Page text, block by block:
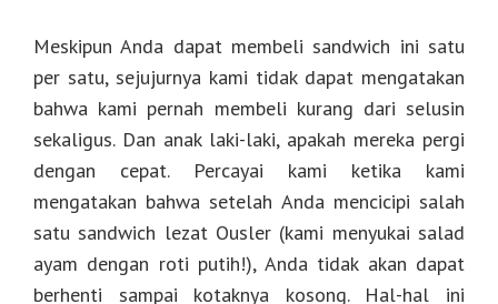
Meskipun Anda dapat membeli sandwich ini satu
per satu, sejujurnya kami tidak dapat mengatakan
bahwa kami pernah membeli kurang dari selusin
sekaligus. Dan anak laki-laki, apakah mereka pergi
dengan cepat. Percayai kami ketika kami
mengatakan bahwa setelah Anda mencicipi salah
satu sandwich lezat Ousler (kami menyukai salad
ayam dengan roti putih!), Anda tidak akan dapat
berhenti sampai kotaknya kosong. Hal-hal ini